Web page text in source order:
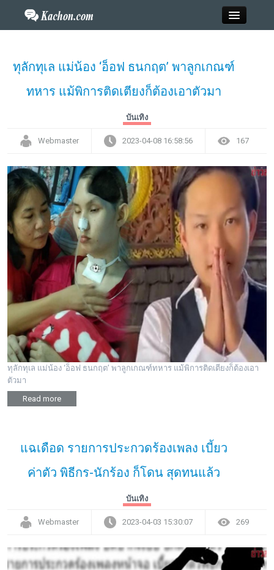
Home
วาไรตี้
ไลฟ์สไตล์
สังคมออนไลน์
พระดอทกะฉ่อน
กะฉ่อนช้อปปิ้ง
ติดต่อ
ทุลักทุเล แม่น้อง ‘อ็อฟ ธนกฤต’ พาลูกเกณฑ์
ทหาร แม้พิการติดเตียงก็ต้องเอาตัวมา
บันเทิง
Webmaster 2023-04-08 16:58:56 167
ทุลักทุเล แม่น้อง ‘อ็อฟ ธนกฤต’ พาลูกเกณฑ์ทหาร แม้พิการติดเตียงก็ต้องเอา
ตัวมา
Read more
แฉเดือด รายการประกวดร้องเพลง เบี้ยว
ค่าตัว พิธีกร-นักร้อง ก็โดน สุดทนแล้ว
บันเทิง
Webmaster 2023-04-03 15:30:07 269